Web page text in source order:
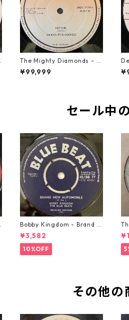
The Mighty Diamonds - H
ey Girl【12-50053】
¥99,999
セール中
Bobby Kingdom - Brand N
ew Automobile【7-2088
9】
¥3,582
10%OFF
【
その他の